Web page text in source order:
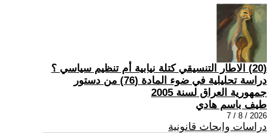
(20) الاطار التنسيقي كتلة نيابية أم تنظيم سياسي ؟
دراسة تحليلية في ضوء المادة (76) من دستور
جمهورية العراق لسنة 2005
طيف باسم هادي
2026 / 8 / 7
دراسات وابحاث قانونية